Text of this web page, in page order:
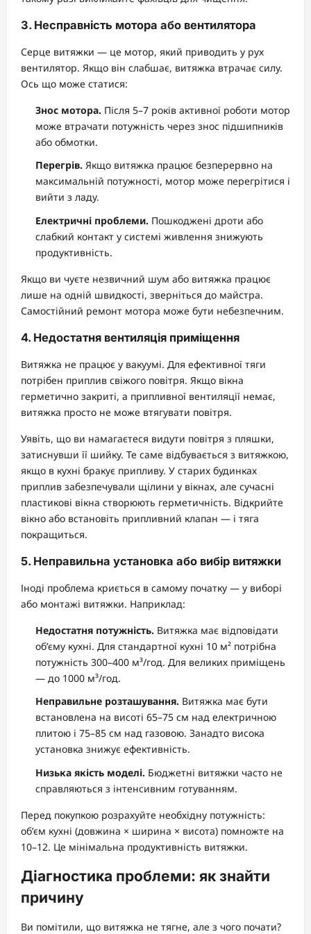
3. Несправність мотора або вентилятора
Серце витяжки — це мотор, який приводить у рух
вентилятор. Якщо він слабшає, витяжка втрачає силу.
Ось що може статися:
Знос мотора. Після 5–7 років активної роботи мотор
може втрачати потужність через знос підшипників
або обмотки.
Перегрів. Якщо витяжка працює безперервно на
максимальній потужності, мотор може перегрітися і
вийти з ладу.
Електричні проблеми. Пошкоджені дроти або
слабкий контакт у системі живлення знижують
продуктивність.
Якщо ви чуєте незвичний шум або витяжка працює
лише на одній швидкості, зверніться до майстра.
Самостійний ремонт мотора може бути небезпечним.
4. Недостатня вентиляція приміщення
Витяжка не працює у вакуумі. Для ефективної тяги
потрібен приплив свіжого повітря. Якщо вікна
герметично закриті, а припливної вентиляції немає,
витяжка просто не може втягувати повітря.
Уявіть, що ви намагаєтеся видути повітря з пляшки,
затиснувши її шийку. Те саме відбувається з витяжкою,
якщо в кухні бракує припливу. У старих будинках
приплив забезпечували щілини у вікнах, але сучасні
пластикові вікна створюють герметичність. Відкрийте
вікно або встановіть припливний клапан — і тяга
покращиться.
5. Неправильна установка або вибір витяжки
Іноді проблема криється в самому початку — у виборі
або монтажі витяжки. Наприклад:
Недостатня потужність. Витяжка має відповідати
об’єму кухні. Для стандартної кухні 10 м² потрібна
потужність 300–400 м³/год. Для великих приміщень
— до 1000 м³/год.
Неправильне розташування. Витяжка має бути
встановлена на висоті 65–75 см над електричною
плитою і 75–85 см над газовою. Занадто висока
установка знижує ефективність.
Низька якість моделі. Бюджетні витяжки часто не
справляються з інтенсивним готуванням.
Перед покупкою розрахуйте необхідну потужність:
об’єм кухні (довжина × ширина × висота) помножте на
10–12. Це мінімальна продуктивність витяжки.
Діагностика проблеми: як знайти
причину
Ви помітили, що витяжка не тягне, але з чого почати?